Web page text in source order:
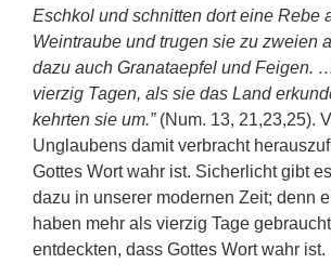
Eschkol und schnitten dort eine Rebe
Weintraube und trugen sie zu zweien
dazu auch Granataepfel und Feigen.
vierzig Tagen, als sie das Land
kehrten sie um.” (Num. 13, 21,23,25).
Unglaubens damit verbracht
Gottes Wort wahr ist. Sicherlicht gibt
dazu in unserer modernen Zeit; denn
haben mehr als vierzig Tage
entdeckten, dass Gottes Wort wahr ist.